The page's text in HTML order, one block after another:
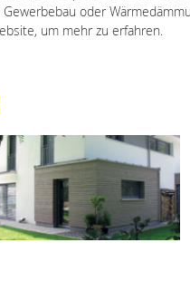
Gewerbebau oder
um mehr zu erfahren.